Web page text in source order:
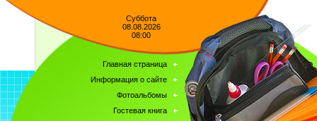
Суббота
08.08.2026
08:00
Главная страница
Информация о сайте
Фотоальбомы
Гостевая книга